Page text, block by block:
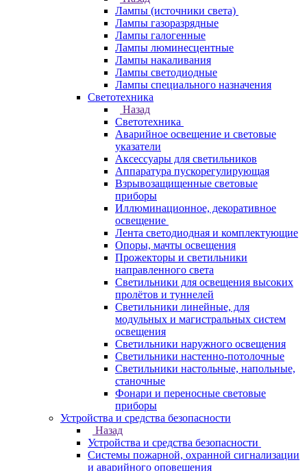
Лампы (источники света)
Лампы газоразрядные
Лампы галогенные
Лампы люминесцентные
Лампы накаливания
Лампы светодиодные
Лампы специального назначения
Светотехника
Назад
Светотехника
Аварийное освещение и световые
указатели
Аксессуары для светильников
Аппаратура пускорегулирующая
Взрывозащищенные световые
приборы
Иллюминационное, декоративное
освещение
Лента светодиодная и комплектующие
Опоры, мачты освещения
Прожекторы и светильники
направленного света
Светильники для освещения высоких
пролётов и туннелей
Светильники линейные, для
модульных и магистральных систем
освещения
Светильники наружного освещения
Светильники настенно-потолочные
Светильники настольные, напольные,
станочные
Фонари и переносные световые
приборы
Устройства и средства безопасности
Назад
Устройства и средства безопасности
Системы пожарной, охранной сигнализации
и аварийного оповещения